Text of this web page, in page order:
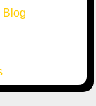
Blog